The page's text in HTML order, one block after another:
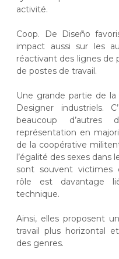
activité.
Coop. De Diseño
impact aussi sur les
réactivant des lignes de
de postes de travail.
Une grande partie de
Designer industriels.
beaucoup d’autres
représentation en
de la coopérative
l’égalité des sexes dans
sont souvent victimes
rôle est davantage
technique.
Ainsi, elles proposent
travail plus horizontal
des genres.